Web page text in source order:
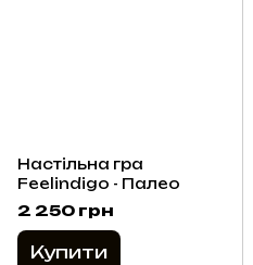
Настільна гра
Feelindigo - Палео
2 250 грн
Купити